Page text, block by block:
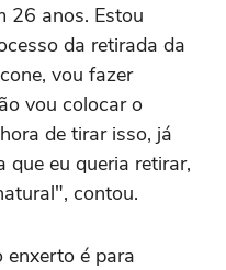
26 anos. Estou
da retirada da
vou fazer
vou colocar o
de tirar isso, já
que eu queria retirar,
contou.
enxerto é para